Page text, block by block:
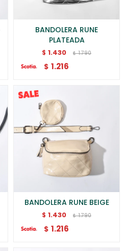
BANDOLERA RUNE
PLATEADA
$ 1.430 $ 1.790
$ 1.216
BANDOLERA RUNE BEIGE
$ 1.430 $ 1.790
$ 1.216